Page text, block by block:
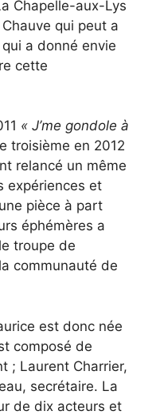
Chapelle-aux-Lys
qui peut a
a donné envie
cette
« J’me gondole à
troisième en 2012
relancé un même
expériences et
pièce à part
éphémères a
troupe de
communauté de
est donc née
composé de
; Laurent Charrier,
secrétaire. La
de dix acteurs et